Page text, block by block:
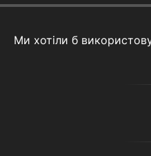
Ми хотіли б